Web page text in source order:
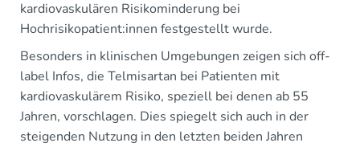
kardiovaskulären Risikominderung bei
Hochrisikopatient:innen festgestellt wurde.
Besonders in klinischen Umgebungen zeigen sich off-
label Infos, die Telmisartan bei Patienten mit
kardiovaskulärem Risiko, speziell bei denen ab 55
Jahren, vorschlagen. Dies spiegelt sich auch in der
steigenden Nutzung in den letzten beiden Jahren